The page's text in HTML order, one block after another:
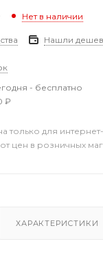
Нет в наличии
Нашли
- бесплатно
₽
только для
цен в розничных
ХАРАКТЕРИСТИКИ